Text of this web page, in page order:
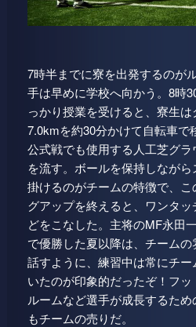
7時半までに寮を出発するのが
手は早めに学校へ向かう。8時
っかり授業を受けると、寮生
7.0kmを約30分かけて自転車で
公式戦でも使用する人工芝グ
を流す。ボールを保持しなが
掛けるのがチームの特徴で、
グアップを終えると、ワンタ
どをこなした。主将のMF永田
で優勝した夏以降は、チーム
話すように、練習中は常にチ
いたのが印象的だったぞ！フ
ルームなど選手が成長するた
もチームの売りだ。